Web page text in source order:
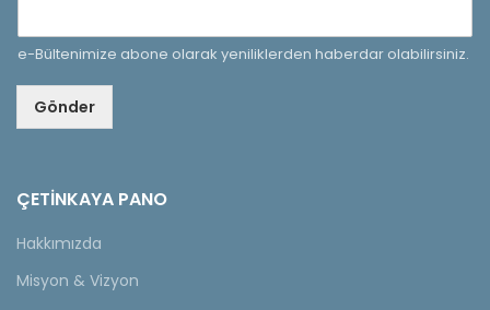
e-Bültenimize abone olarak yeniliklerden haberdar olabilirsiniz.
Gönder
ÇETINKAYA PANO
Hakkımızda
Misyon & Vizyon